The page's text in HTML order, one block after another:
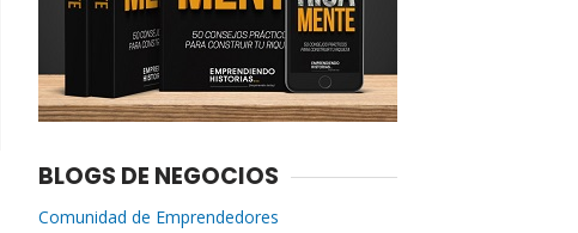
BLOGS DE NEGOCIOS
Comunidad de Emprendedores